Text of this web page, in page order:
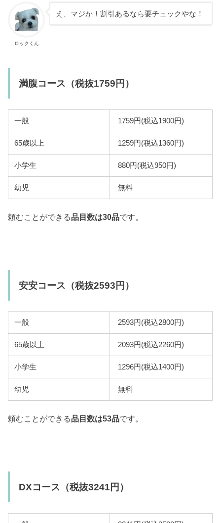
ロックくん
え、マジか！割引あるなら要チェックやな！
満腹コース（税抜1759円）
一般 1759円(税込1900円)
65歳以上 1259円(税込1360円)
小学生 880円(税込950円)
幼児 無料
頼むことができる品目数は30品です。
安安コース（税抜2593円）
一般 2593円(税込2800円)
65歳以上 2093円(税込2260円)
小学生 1296円(税込1400円)
幼児 無料
頼むことができる品目数は53品です。
DXコース（税抜3241円）